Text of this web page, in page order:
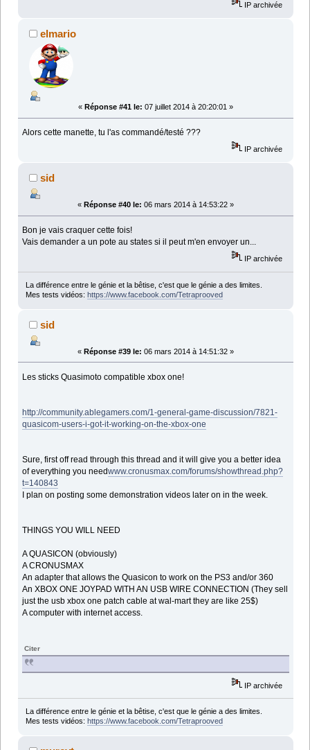
IP archivée
elmario
« Réponse #41 le: 07 juillet 2014 à 20:20:01 »
Alors cette manette, tu l'as commandé/testé ???
IP archivée
sid
« Réponse #40 le: 06 mars 2014 à 14:53:22 »
Bon je vais craquer cette fois!
Vais demander a un pote au states si il peut m'en envoyer un...
IP archivée
La différence entre le génie et la bêtise, c'est que le génie a des limites.
Mes tests vidéos: https://www.facebook.com/Tetraprooved
sid
« Réponse #39 le: 06 mars 2014 à 14:51:32 »
Les sticks Quasimoto compatible xbox one!
http://community.ablegamers.com/1-general-game-discussion/7821-
quasicom-users-i-got-it-working-on-the-xbox-one
Sure, first off read through this thread and it will give you a better idea
of everything you needwww.cronusmax.com/forums/showthread.php?
t=140843
I plan on posting some demonstration videos later on in the week.
THINGS YOU WILL NEED
A QUASICON (obviously)
A CRONUSMAX
An adapter that allows the Quasicon to work on the PS3 and/or 360
An XBOX ONE JOYPAD WITH AN USB WIRE CONNECTION (They sell
just the usb xbox one patch cable at wal-mart they are like 25$)
A computer with internet access.
Citer
IP archivée
La différence entre le génie et la bêtise, c'est que le génie a des limites.
Mes tests vidéos: https://www.facebook.com/Tetraprooved